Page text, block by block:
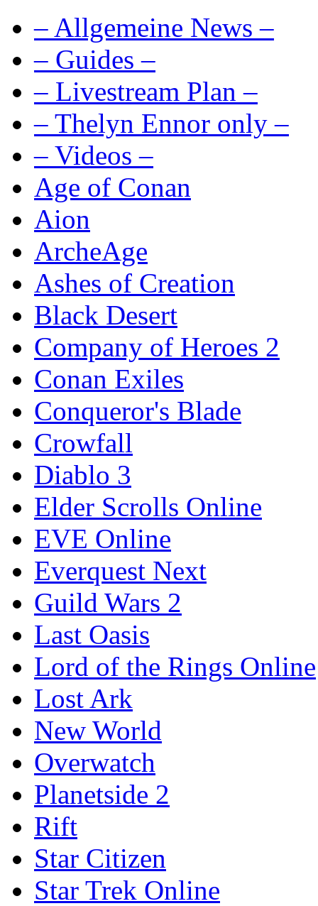
– Allgemeine News –
– Guides –
– Livestream Plan –
– Thelyn Ennor only –
– Videos –
Age of Conan
Aion
ArcheAge
Ashes of Creation
Black Desert
Company of Heroes 2
Conan Exiles
Conqueror's Blade
Crowfall
Diablo 3
Elder Scrolls Online
EVE Online
Everquest Next
Guild Wars 2
Last Oasis
Lord of the Rings Online
Lost Ark
New World
Overwatch
Planetside 2
Rift
Star Citizen
Star Trek Online